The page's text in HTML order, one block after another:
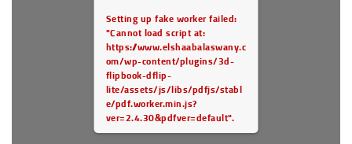
Setting up fake worker failed:
"Cannot load script at:
https://www.elshaabalaswany.c
om/wp-content/plugins/3d-
flipbook-dflip-
lite/assets/js/libs/pdfjs/stabl
e/pdf.worker.min.js?
ver=2.4.30&pdfver=default".